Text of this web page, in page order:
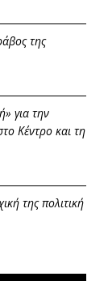
της
για την
Κέντρο και τη
της πολιτική